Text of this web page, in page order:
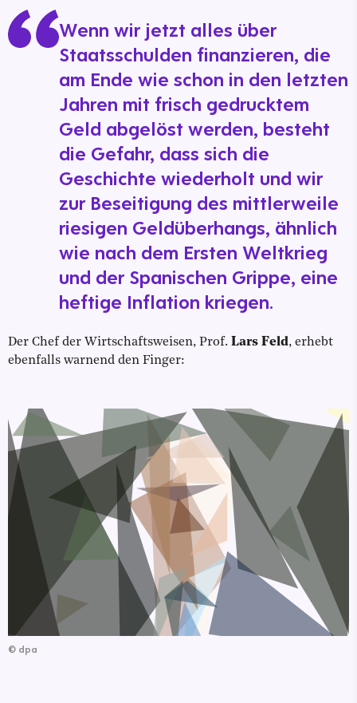
Wenn wir jetzt alles über
Staatsschulden finanzieren, die
am Ende wie schon in den letzten
Jahren mit frisch gedrucktem
Geld abgelöst werden, besteht
die Gefahr, dass sich die
Geschichte wiederholt und wir
zur Beseitigung des mittlerweile
riesigen Geldüberhangs, ähnlich
wie nach dem Ersten Weltkrieg
und der Spanischen Grippe, eine
heftige Inflation kriegen.
Der Chef der Wirtschaftsweisen, Prof. Lars Feld, erhebt
ebenfalls warnend den Finger:
© dpa